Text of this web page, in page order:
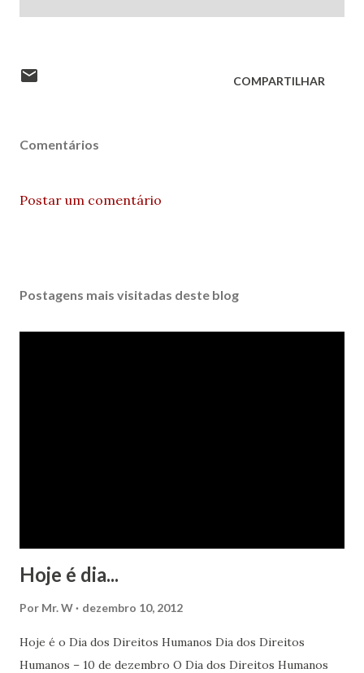
COMPARTILHAR
Comentários
Postar um comentário
Postagens mais visitadas deste blog
Hoje é dia...
Por Mr. W dezembro 10, 2012
Hoje é o Dia dos Direitos Humanos Dia dos Direitos
Humanos – 10 de dezembro O Dia dos Direitos Humanos